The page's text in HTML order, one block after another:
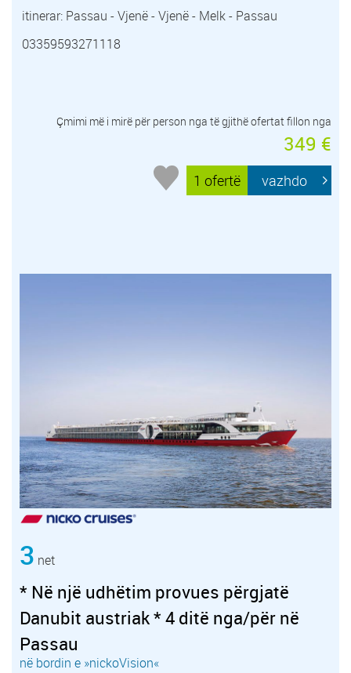
itinerar: Passau - Vjenë - Vjenë - Melk - Passau
03359593271118
Çmimi më i mirë për person nga të gjithë ofertat fillon nga
349 €
1 ofertë vazhdo
3 net
* Në një udhëtim provues përgjatë
Danubit austriak * 4 ditë nga/për në
Passau
në bordin e »nickoVision«